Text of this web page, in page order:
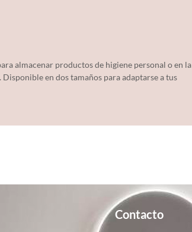
almacenar productos de higiene personal o en la
en dos tamaños para adaptarse a tus
Contacto